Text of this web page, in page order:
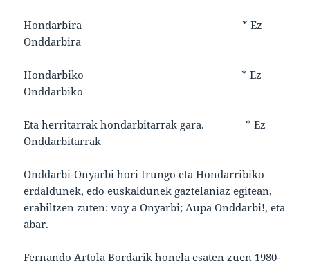
Hondarbira * Ez
Onddarbira
Hondarbiko * Ez
Onddarbiko
Eta herritarrak hondarbitarrak gara. * Ez
Onddarbitarrak
Onddarbi-Onyarbi hori Irungo eta Hondarribiko
erdaldunek, edo euskaldunek gaztelaniaz egitean,
erabiltzen zuten: voy a Onyarbi; Aupa Onddarbi!, eta
abar.
Fernando Artola Bordarik honela esaten zuen 1980-